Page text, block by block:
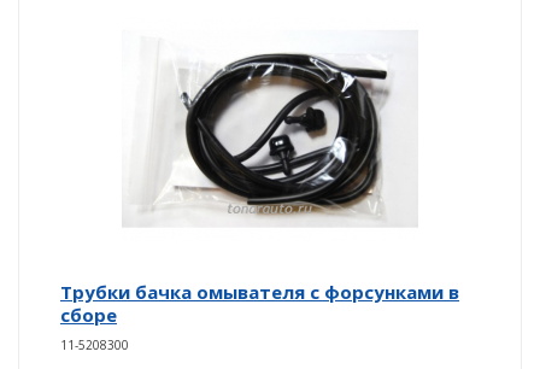
Трубки бачка омывателя с форсунками в
сборе
11-5208300